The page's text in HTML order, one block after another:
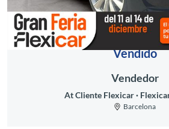
Vendido
Vendedor
At Cliente Flexicar
Barcelona